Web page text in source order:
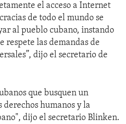
el acceso a Internet
de todo el mundo se
al pueblo cubano, instando
respete las demandas de
dijo el secretario de
que busquen un
derechos humanos y la
dijo el secretario Blinken.